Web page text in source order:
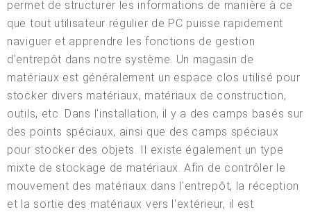
permet de structurer les informations de manière à ce
que tout utilisateur régulier de PC puisse rapidement
naviguer et apprendre les fonctions de gestion
d'entrepôt dans notre système. Un magasin de
matériaux est généralement un espace clos utilisé pour
stocker divers matériaux, matériaux de construction,
outils, etc. Dans l'installation, il y a des camps basés sur
des points spéciaux, ainsi que des camps spéciaux
pour stocker des objets. Il existe également un type
mixte de stockage de matériaux. Afin de contrôler le
mouvement des matériaux dans l'entrepôt, la réception
et la sortie des matériaux vers l'extérieur, il est